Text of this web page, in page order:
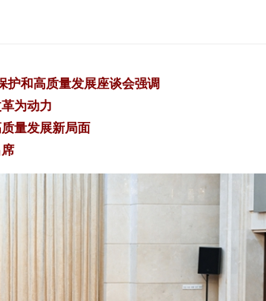
护和高质量发展座谈会强调
为动力
量发展新局面